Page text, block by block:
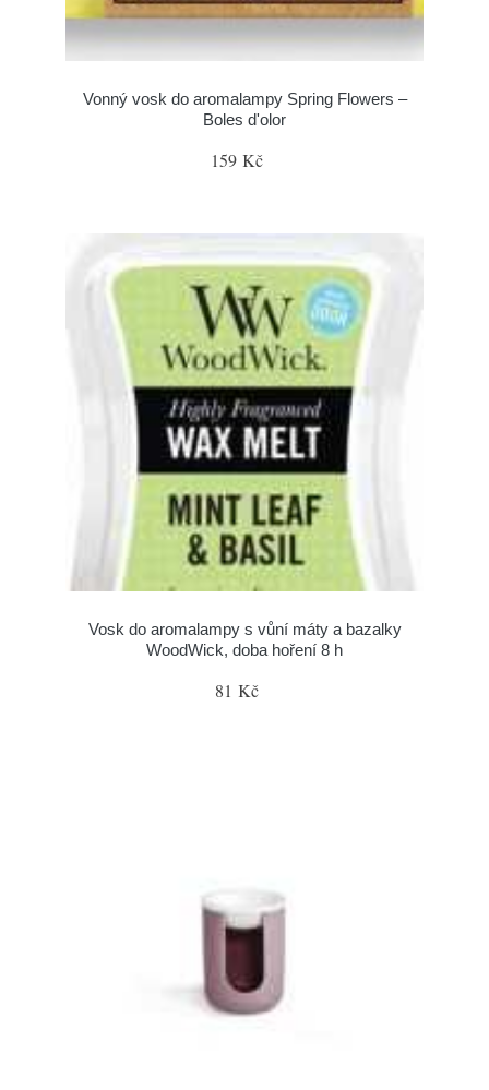
Vonný vosk do aromalampy Spring Flowers –
Boles d'olor
159 Kč
Vosk do aromalampy s vůní máty a bazalky
WoodWick, doba hoření 8 h
81 Kč